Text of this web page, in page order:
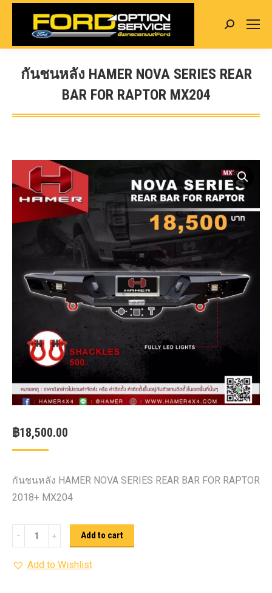
Search:
กันชนหลัง HAMER NOVA SERIES REAR
BAR FOR RAPTOR MX204
You are here:
฿18,500.00
กันชนหลัง HAMER NOVA SERIES REAR BAR FOR RAPTOR
2018+ MX204
กันชน
หลัง
HAMER
Add to cart
Add to Wishlist